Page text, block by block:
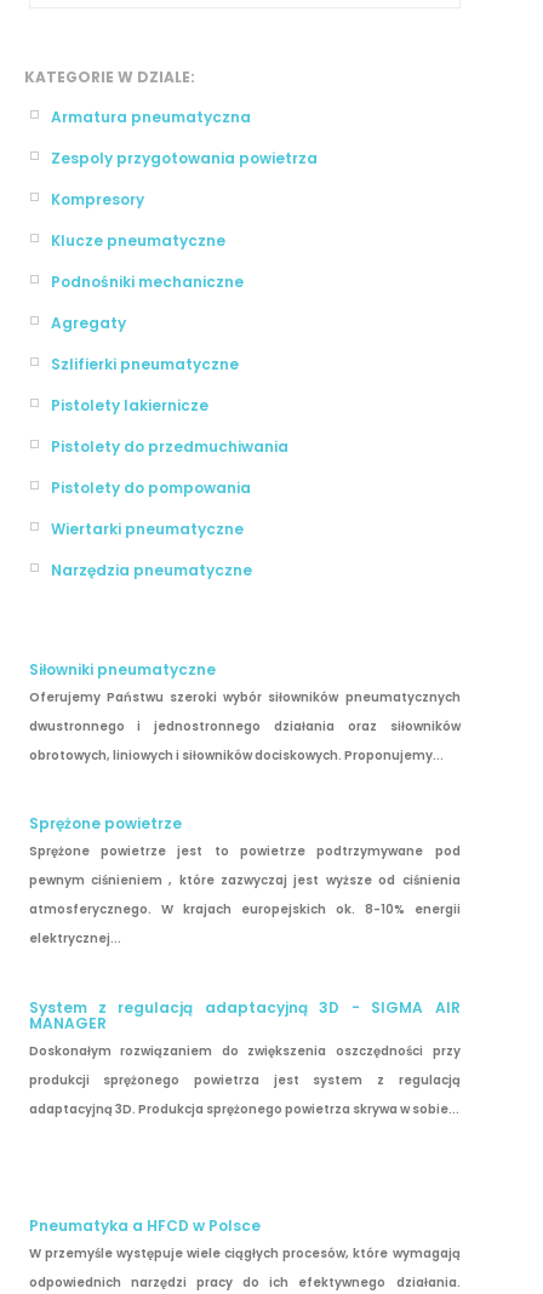
KATEGORIE W DZIALE:
Armatura pneumatyczna
Zespoly przygotowania powietrza
Kompresory
Klucze pneumatyczne
Podnośniki mechaniczne
Agregaty
Szlifierki pneumatyczne
Pistolety lakiernicze
Pistolety do przedmuchiwania
Pistolety do pompowania
Wiertarki pneumatyczne
Narzędzia pneumatyczne
Siłowniki pneumatyczne
Oferujemy Państwu szeroki wybór siłowników pneumatycznych
dwustronnego i jednostronnego działania oraz siłowników
obrotowych, liniowych i siłowników dociskowych. Proponujemy...
Sprężone powietrze
Sprężone powietrze jest to powietrze podtrzymywane pod
pewnym ciśnieniem , które zazwyczaj jest wyższe od ciśnienia
atmosferycznego. W krajach europejskich ok. 8-10% energii
elektrycznej...
System z regulacją adaptacyjną 3D - SIGMA AIR
MANAGER
Doskonałym rozwiązaniem do zwiększenia oszczędności przy
produkcji sprężonego powietrza jest system z regulacją
adaptacyjną 3D. Produkcja sprężonego powietrza skrywa w sobie...
Pneumatyka a HFCD w Polsce
W przemyśle występuje wiele ciągłych procesów, które wymagają
odpowiednich narzędzi pracy do ich efektywnego działania.